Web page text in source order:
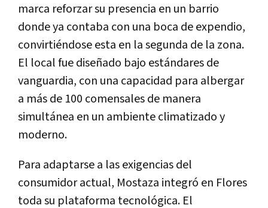
marca reforzar su presencia en un barrio
donde ya contaba con una boca de expendio,
convirtiéndose esta en la segunda de la zona.
El local fue diseñado bajo estándares de
vanguardia, con una capacidad para albergar
a más de 100 comensales de manera
simultánea en un ambiente climatizado y
moderno.
Para adaptarse a las exigencias del
consumidor actual, Mostaza integró en Flores
toda su plataforma tecnológica. El